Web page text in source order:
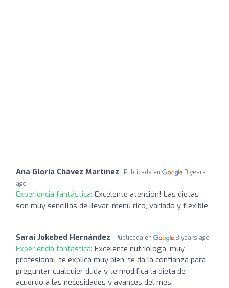
Ana Gloria Chávez Martínez Publicada en
3 years
ago
Experiencia fantástica: Excelente atención! Las dietas
son muy sencillas de llevar, menú rico, variado y flexible
Sarai Jokebed Hernández Publicada en 3 years ago
Experiencia fantástica: Excelente nutrióloga, muy
profesional, te explica muy bien, te da la confianza para
preguntar cualquier duda y te modifica la dieta de
acuerdo a las necesidades y avances del mes.